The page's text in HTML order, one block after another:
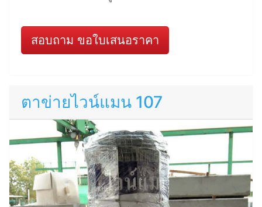
สอบถาม ขอใบเสนอราคา
ตาข่ายไวน์แมน 107